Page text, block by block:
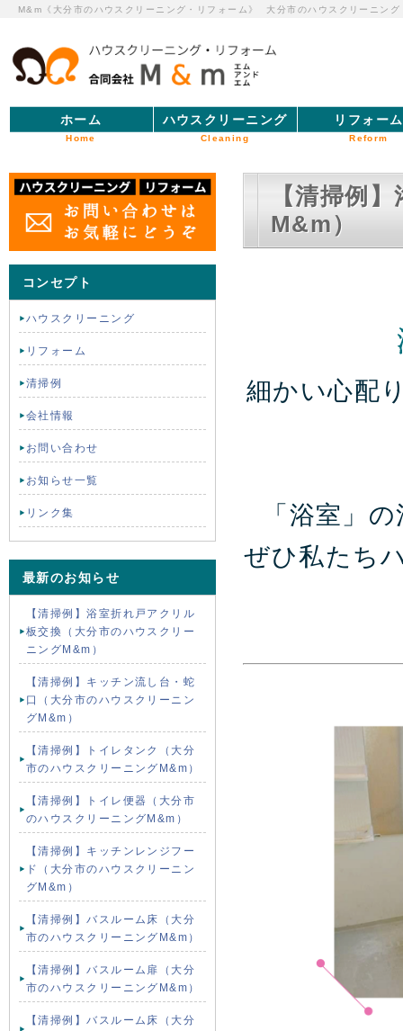
M&m《大分市のハウスクリーニング・リフォーム》 大分市のハウスクリーニン
ホーム
Home
ハウスクリーニング
Cleaning
リフォーム
Reform
【清掃例
M&m）
細かい心配
「浴室」
ぜひ私たち
コンセプト
ハウスクリーニング
リフォーム
清掃例
会社情報
お問い合わせ
お知らせ一覧
リンク集
最新のお知らせ
【清掃例】浴室折れ戸アクリル
板交換（大分市のハウスクリー
ニングM&m）
【清掃例】キッチン流し台・蛇
口（大分市のハウスクリーニン
グM&m）
【清掃例】トイレタンク（大分
市のハウスクリーニングM&m）
【清掃例】トイレ便器（大分市
のハウスクリーニングM&m）
【清掃例】キッチンレンジフー
ド（大分市のハウスクリーニン
グM&m）
【清掃例】バスルーム床（大分
市のハウスクリーニングM&m）
【清掃例】バスルーム扉（大分
市のハウスクリーニングM&m）
【清掃例】バスルーム床（大分